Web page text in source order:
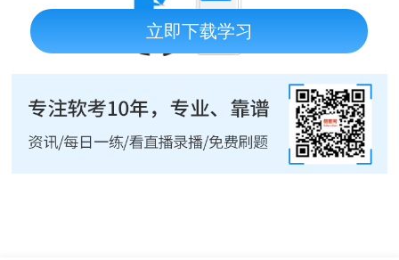
立即下载学习